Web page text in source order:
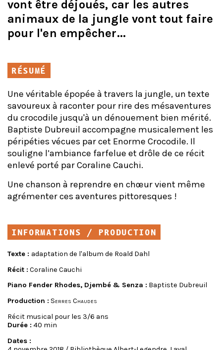
vont être déjoués, car les autres
animaux de la jungle vont tout faire
pour l'en empêcher...
RÉSUMÉ
Une véritable épopée à travers la jungle, un texte
savoureux à raconter pour rire des mésaventures
du crocodile jusqu'à un dénouement bien mérité.
Baptiste Dubreuil accompagne musicalement les
péripéties vécues par cet Enorme Crocodile. Il
souligne l’ambiance farfelue et drôle de ce récit
enlevé porté par Coraline Cauchi.
Une chanson à reprendre en chœur vient même
agrémenter ces aventures pittoresques !
INFORMATIONS / PRODUCTION
Texte : adaptation de l'album de Roald Dahl
Récit : Coraline Cauchi
Piano Fender Rhodes, Djembé & Senza : Baptiste Dubreuil
Production : Serres Chaudes
Récit musical pour les 3/6 ans
Durée : 40 min
Dates :